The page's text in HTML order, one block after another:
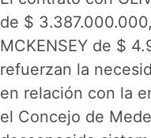
de $
MCKENSEY de $
refuerzan la
en relación con la
el Concejo de